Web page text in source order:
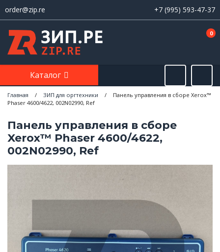
order@zip.re +7 (995) 593-47-37
0
Каталог
Главная / ЗИП для оргтехники /
Панель управления в сборе Xerox™
Phaser 4600/4622, 002N02990, Ref
Панель управления в сборе
Xerox™ Phaser 4600/4622,
002N02990, Ref